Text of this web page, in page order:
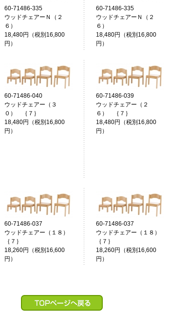
60-71486-335
ウッドチェアーＮ（２
６）
18,480円（税別16,800
円）
60-71486-335
ウッドチェアーＮ（２
６）
18,480円（税別16,800
円）
60-71486-040
ウッドチェアー（３
０） ｛７｝
18,480円（税別16,800
円）
60-71486-039
ウッドチェアー（２
６） ｛７｝
18,480円（税別16,800
円）
60-71486-037
ウッドチェアー（１８）
｛７｝
18,260円（税別16,600
円）
60-71486-037
ウッドチェアー（１８）
｛７｝
18,260円（税別16,600
円）